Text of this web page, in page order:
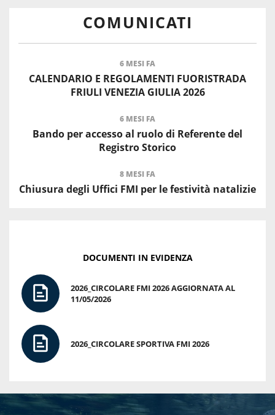
COMUNICATI
6 MESI FA
CALENDARIO E REGOLAMENTI FUORISTRADA
FRIULI VENEZIA GIULIA 2026
6 MESI FA
Bando per accesso al ruolo di Referente del
Registro Storico
8 MESI FA
Chiusura degli Uffici FMI per le festività natalizie
DOCUMENTI IN EVIDENZA
2026_CIRCOLARE FMI 2026 AGGIORNATA AL
11/05/2026
2026_CIRCOLARE SPORTIVA FMI 2026